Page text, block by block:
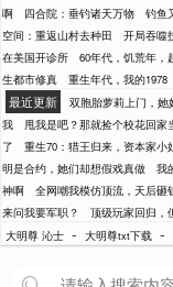
啊
四合院：垂钓诸天万物 钓鱼
空间：重返山村去种田
开局吞噬
在美国开诊所
60年代，饥荒年，
生都市修真
重生年代，我的1978
最近更新 双胞胎萝莉上门，她
我
甩我是吧？那就捡个校花回家
了
重生70：猎王归来，资本家小
明是合约，她们却想假戏真做
我
神啊
全网嘲我模仿顶流，天后砸
来问我要军职？
顶级玩家回归，
大明尊 沁士 - 大明尊txt下载 -